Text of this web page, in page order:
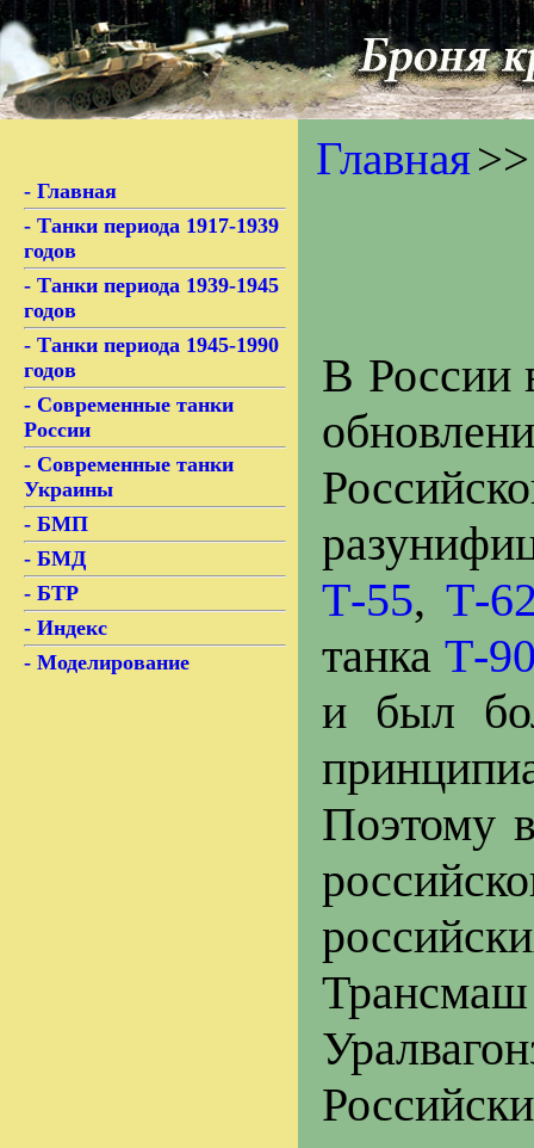
- Главная
- Танки периода 1917-1939
годов
- Танки периода 1939-1945
годов
- Танки периода 1945-1990
годов
- Современные танки
России
- Современные танки
Украины
- БМП
- БМД
- БТР
- Индекс
- Моделирование
Главная>>
В России
Т-55, Т-
танка Т-
и был
Поэтому